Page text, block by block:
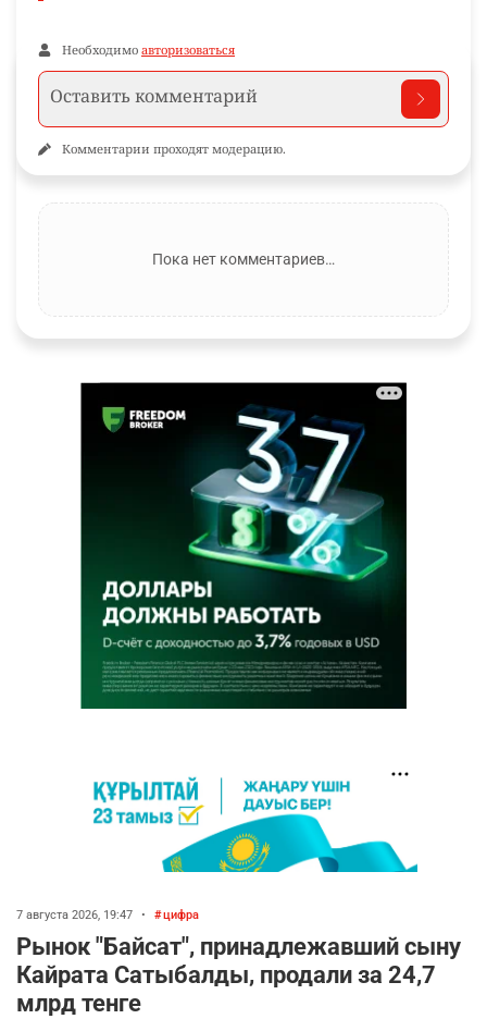
Необходимо авторизоваться
Комментарии проходят модерацию.
Пока нет комментариев…
7 августа 2026, 19:47 • цифра
Рынок "Байсат", принадлежавший сыну
Кайрата Сатыбалды, продали за 24,7
млрд тенге